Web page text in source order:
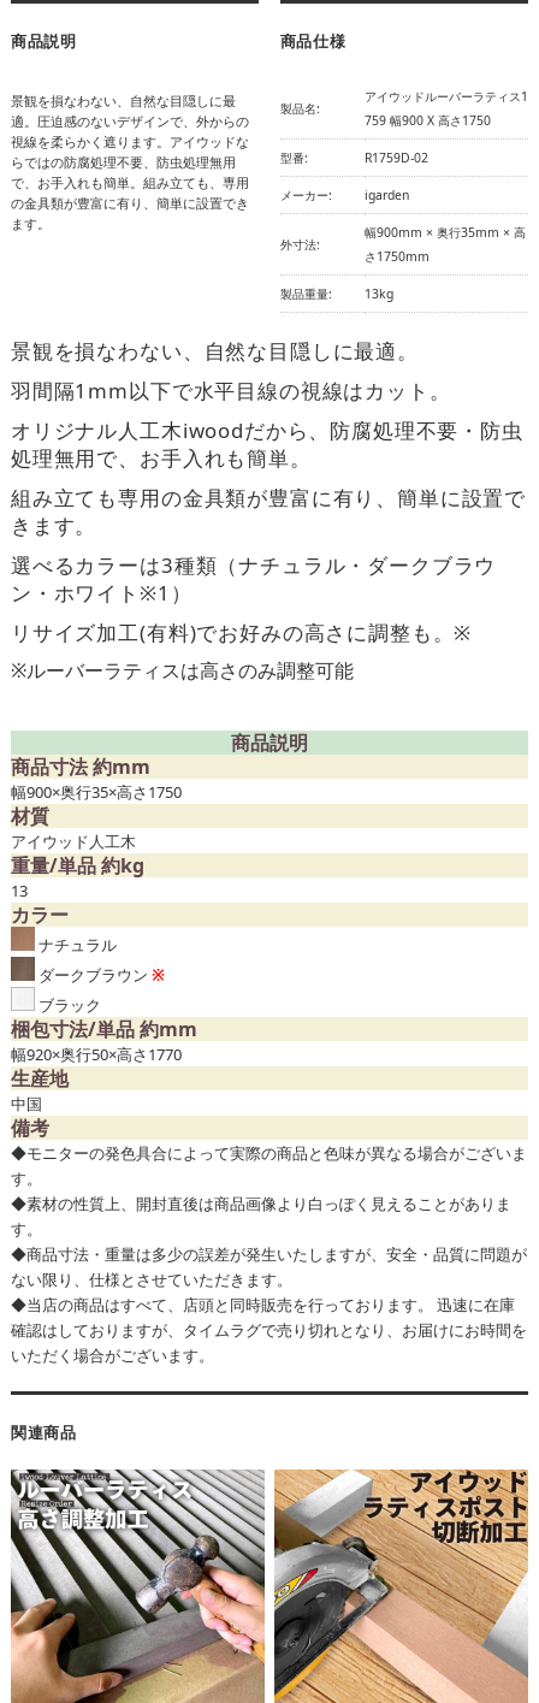
商品説明
景観を損なわない、自然な目隠しに最
適。圧迫感のないデザインで、外からの
視線を柔らかく遮ります。アイウッドな
らではの防腐処理不要、防虫処理無用
で、お手入れも簡単。組み立ても、専用
の金具類が豊富に有り、簡単に設置でき
ます。
商品仕様
製品名:
アイウッドルーバーラティス1
759 幅900 X 高さ1750
型番: R1759D-02
メーカー: igarden
外寸法:
幅900mm × 奥行35mm × 高
さ1750mm
製品重量: 13kg
景観を損なわない、自然な目隠しに最適。
羽間隔1mm以下で水平目線の視線はカット。
オリジナル人工木iwoodだから、防腐処理不要・防虫
処理無用で、お手入れも簡単。
組み立ても専用の金具類が豊富に有り、簡単に設置で
きます。
選べるカラーは3種類（ナチュラル・ダークブラウ
ン・ホワイト※1）
リサイズ加工(有料)でお好みの高さに調整も。※
※ルーバーラティスは高さのみ調整可能
商品説明
商品寸法 約mm
幅900×奥行35×高さ1750
材質
アイウッド人工木
重量/単品 約kg
13
カラー
ナチュラル
ダークブラウン ※
ブラック
梱包寸法/単品 約mm
幅920×奥行50×高さ1770
生産地
中国
備考
◆モニターの発色具合によって実際の商品と色味が異なる場合がございま
す。
◆素材の性質上、開封直後は商品画像より白っぽく見えることがありま
す。
◆商品寸法・重量は多少の誤差が発生いたしますが、安全・品質に問題が
ない限り、仕様とさせていただきます。
◆当店の商品はすべて、店頭と同時販売を行っております。 迅速に在庫
確認はしておりますが、タイムラグで売り切れとなり、お届けにお時間を
いただく場合がございます。
関連商品